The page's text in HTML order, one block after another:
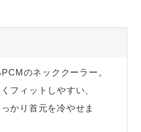
のネッククーラー。
フィットしやすい、
かり首元を冷やせま